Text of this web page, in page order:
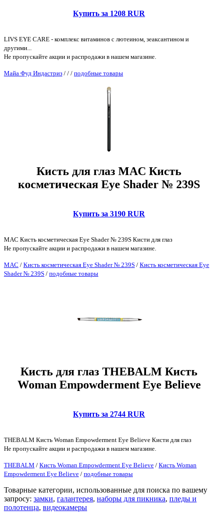
Купить за 1208 RUR
LIVS EYE CARE - комплекс витаминов с лютеином, зеаксантином и
другими...
Не пропускайте акции и распродажи в нашем магазине.
Майа Фуд Индастриз / / / подобные товары
Кисть для глаз MAC Кисть
косметическая Eye Shader № 239S
Купить за 3190 RUR
MAC Кисть косметическая Eye Shader № 239S Кисти для глаз
Не пропускайте акции и распродажи в нашем магазине.
MAC / Кисть косметическая Eye Shader № 239S / Кисть косметическая Eye
Shader № 239S / подобные товары
Кисть для глаз THEBALM Кисть
Woman Empowderment Eye Believe
Купить за 2744 RUR
THEBALM Кисть Woman Empowderment Eye Believe Кисти для глаз
Не пропускайте акции и распродажи в нашем магазине.
THEBALM / Кисть Woman Empowderment Eye Believe / Кисть Woman
Empowderment Eye Believe / подобные товары
Товарные категории, использованные для поиска по вашему
запросу: замки, галантерея, наборы для пикника, пледы и
полотенца, видеокамеры